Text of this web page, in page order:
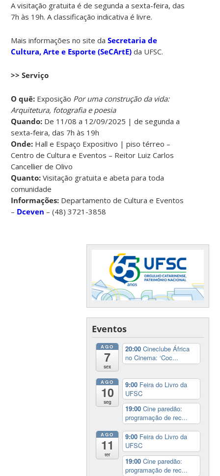
A visitação gratuita é de segunda a sexta-feira, das
7h às 19h. A classificação indicativa é livre.
Mais informações no site daSecretaria de
Cultura, Arte e Esporte (SeCArtE) da UFSC.
>> Serviço
O quê: Exposição Por uma construção da vida:
Arquitetura, fotografia e poesia
Quando: De 11/08 a 12/09/2025 | de segunda a
sexta-feira, das 7h às 19h
Onde: Hall e Espaço Expositivo | piso térreo –
Centro de Cultura e Eventos – Reitor Luiz Carlos
Cancellier de Olivo
Quanto:Visitação gratuita e abeta para toda
comunidade
Informações: Departamento de Cultura e Eventos
– Dceven – (48) 3721-3858
Eventos
AGO
7
sex
20:00Cineclube África
no Cinema: ‘Coc...
AGO
10
seg
9:00 Feira do Livro da
UFSC
19:00Cine paredão:
programação de rec...
AGO
11
ter
9:00 Feira do Livro da
UFSC
19:00Cine paredão:
programação de rec...